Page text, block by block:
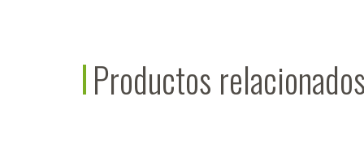
Productos